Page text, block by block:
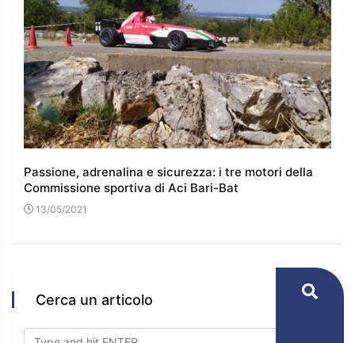
Passione, adrenalina e sicurezza: i tre motori della
Commissione sportiva di Aci Bari-Bat
13/05/2021
Cerca un articolo